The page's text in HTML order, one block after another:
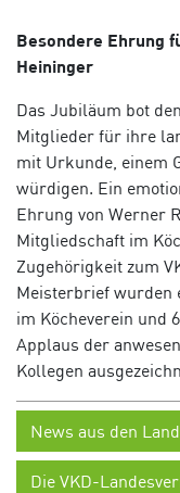
Besondere Ehrung
Heininger
Das Jubiläum bot
Mitglieder für ihre
mit Urkunde, einem
würdigen. Ein
Ehrung von Werner
Mitgliedschaft im
Zugehörigkeit zum
Meisterbrief wurden
im Köcheverein und
Applaus der
Kollegen
News aus den
Die VKD-